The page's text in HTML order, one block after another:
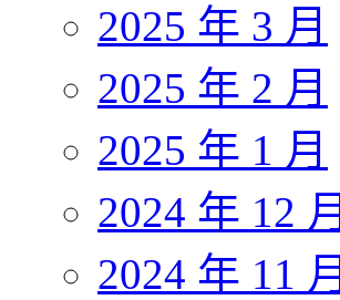
2025 年 3 月
2025 年 2 月
2025 年 1 月
2024 年 12 月
2024 年 11 月